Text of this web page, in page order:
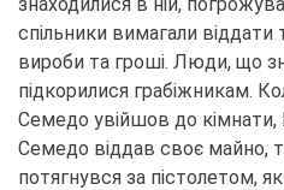
спільники вимагали віддати
вироби та гроші. Люди, що
підкорилися грабіжникам.
Семедо увійшов до
Семедо віддав своє майно,
потягнувся за пістолетом,